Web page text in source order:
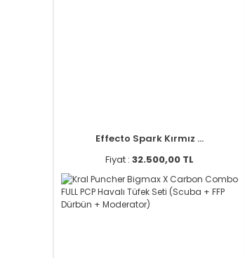
Effecto Spark Kırmız ...
Fiyat : 32.500,00 TL